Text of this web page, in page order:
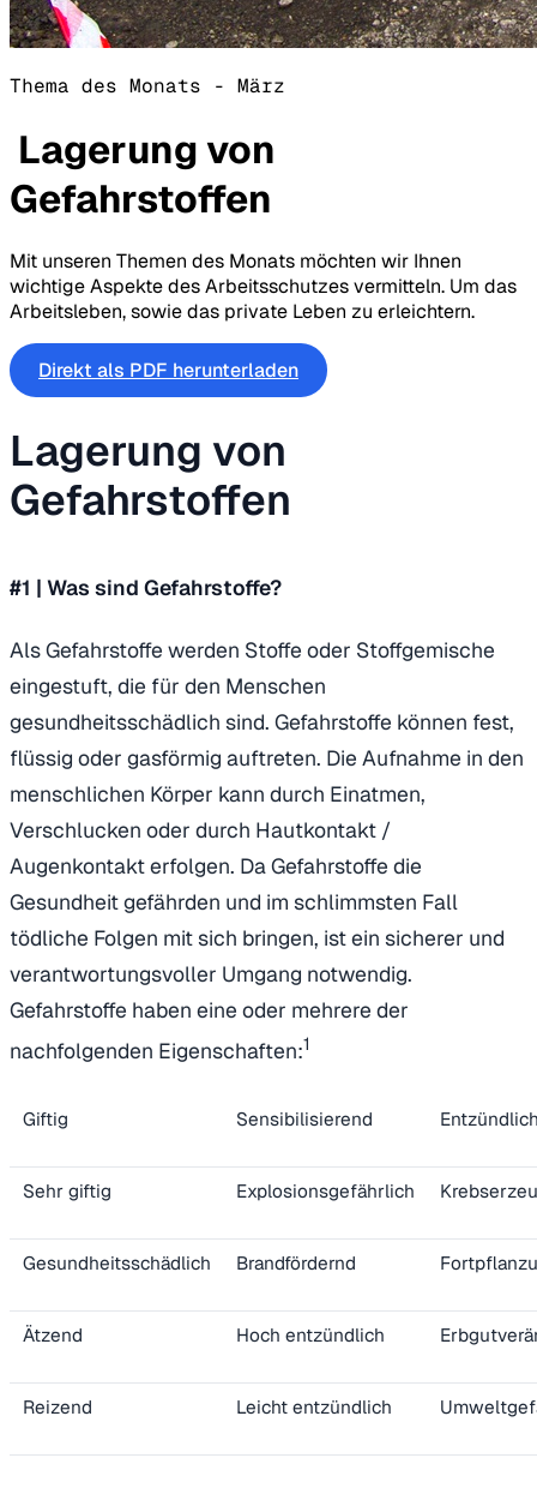
Thema des Monats - März
Lagerung von
Gefahrstoffen
Mit unseren Themen des Monats möchten wir Ihnen
wichtige Aspekte des Arbeitsschutzes vermitteln. Um das
Arbeitsleben, sowie das private Leben zu erleichtern.
Direkt als PDF herunterladen
Lagerung von
Gefahrstoffen
#1 | Was sind Gefahrstoffe?
Als Gefahrstoffe werden Stoffe oder Stoffgemische
eingestuft, die für den Menschen
gesundheitsschädlich sind. Gefahrstoffe können fest,
flüssig oder gasförmig auftreten. Die Aufnahme in den
menschlichen Körper kann durch Einatmen,
Verschlucken oder durch Hautkontakt /
Augenkontakt erfolgen. Da Gefahrstoffe die
Gesundheit gefährden und im schlimmsten Fall
tödliche Folgen mit sich bringen, ist ein sicherer und
verantwortungsvoller Umgang notwendig.
Gefahrstoffe haben eine oder mehrere der
nachfolgenden Eigenschaften:1
Giftig Sensibilisierend
Sehr giftig Explosionsgefährlich
Gesundheitsschädlich Brandfördernd
Ätzend Hoch entzündlich
Reizend Leicht entzündlich